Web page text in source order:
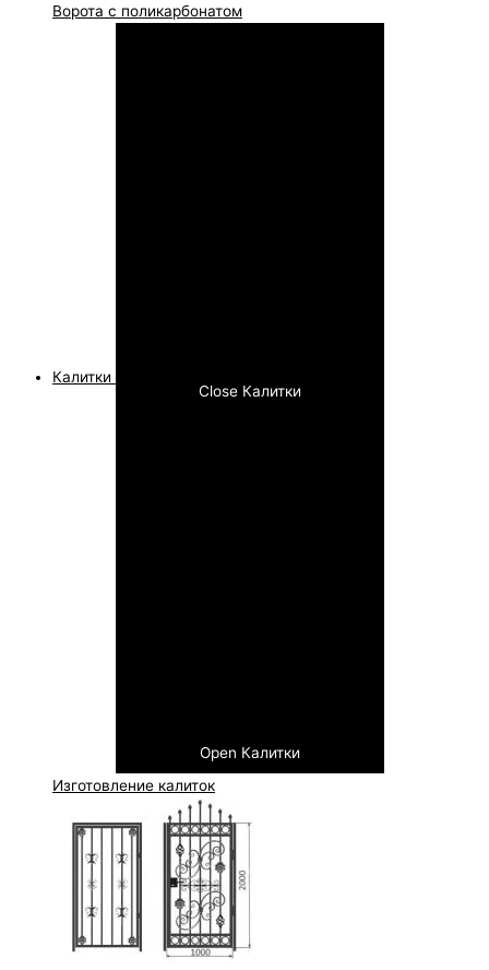
Ворота с поликарбонатом
Калитки
Close Калитки
Open Калитки
Изготовление калиток